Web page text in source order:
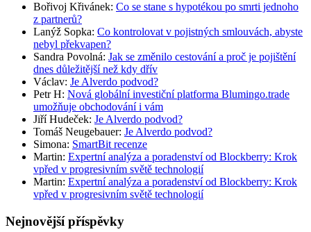
Bořivoj Křivánek: Co se stane s hypotékou po smrti jednoho
z partnerů?
Lanýž Sopka: Co kontrolovat v pojistných smlouvách, abyste
nebyl překvapen?
Sandra Povolná: Jak se změnilo cestování a proč je pojištění
dnes důležitější než kdy dřív
Václav: Je Alverdo podvod?
Petr H: Nová globální investiční platforma Blumingo.trade
umožňuje obchodování i vám
Jiří Hudeček: Je Alverdo podvod?
Tomáš Neugebauer: Je Alverdo podvod?
Simona: SmartBit recenze
Martin: Expertní analýza a poradenství od Blockberry: Krok
vpřed v progresivním světě technologií
Martin: Expertní analýza a poradenství od Blockberry: Krok
vpřed v progresivním světě technologií
Nejnovější příspěvky